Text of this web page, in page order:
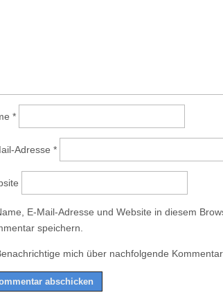
*
Adresse *
E-Mail-Adresse und Website in diesem
speichern.
mich über nachfolgende